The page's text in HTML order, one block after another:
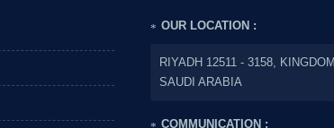
OUR LOCATION :
RIYADH 12511 - 3158,
SAUDI ARABIA
COMMUNICATION :